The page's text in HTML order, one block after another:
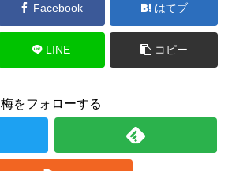
Facebook はてブ
LINE コピー
梅をフォローする